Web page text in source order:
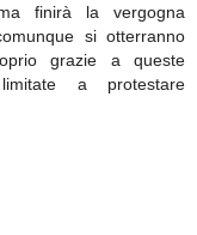
finirà la vergogna
si otterranno
grazie a queste
a protestare